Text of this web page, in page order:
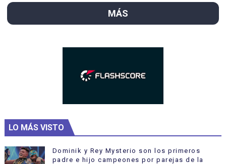
MÁS
LO MÁS VISTO
Dominik y Rey Mysterio son los primeros
padre e hijo campeones por parejas de la